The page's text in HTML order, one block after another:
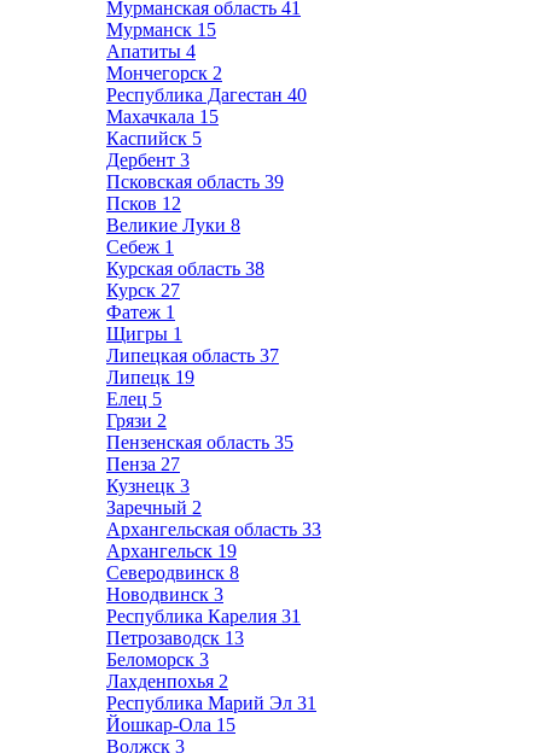
Мурманская область 41
Мурманск 15
Апатиты 4
Мончегорск 2
Республика Дагестан 40
Махачкала 15
Каспийск 5
Дербент 3
Псковская область 39
Псков 12
Великие Луки 8
Себеж 1
Курская область 38
Курск 27
Фатеж 1
Щигры 1
Липецкая область 37
Липецк 19
Елец 5
Грязи 2
Пензенская область 35
Пенза 27
Кузнецк 3
Заречный 2
Архангельская область 33
Архангельск 19
Северодвинск 8
Новодвинск 3
Республика Карелия 31
Петрозаводск 13
Беломорск 3
Лахденпохья 2
Республика Марий Эл 31
Йошкар-Ола 15
Волжск 3